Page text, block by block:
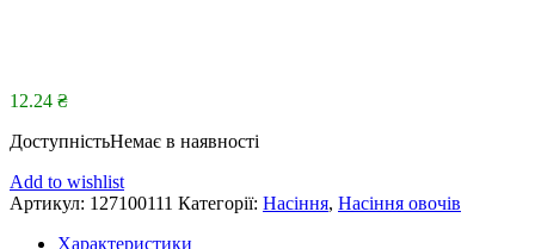
12.24 ₴
ДоступністьНемає в наявності
Add to wishlist
Артикул: 127100111 Категорії: Насіння, Насіння овочів
Характеристики